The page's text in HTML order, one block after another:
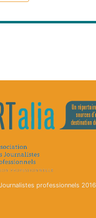
professionnels 2016